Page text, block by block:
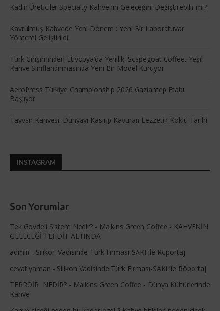
Kadın Üreticiler Specialty Kahvenin Geleceğini Değiştirebilir mi?
Kavrulmuş Kahvede Yeni Dönem : Yeni Bir Laboratuvar
Yöntemi Geliştirildi
Türk Girişiminden Etiyopya’da Yenilik: Scapegoat Coffee, Yeşil
Kahve Sınıflandırmasında Yeni Bir Model Kuruyor
AeroPress Türkiye Championship 2026 Gaziantep Etabı
Başlıyor
Tayvan Kahvesi: Dünyayı Kasırıp Kavuran Lezzetin Köklü Tarihi
INSTAGRAM
Son Yorumlar
Tek Gövdeli Sistem Nedir? - Malkins Green Coffee - KAHVENİN
GELECEĞİ TEHDİT ALTINDA
admin - Silikon Vadisinde Türk Firması-SAKI ile Röportaj
cevat yaman - Silikon Vadisinde Türk Firması-SAKI ile Röportaj
TERROİR NEDİR? - Malkins Green Coffee - Dünya Kültürlerinde
Kahve